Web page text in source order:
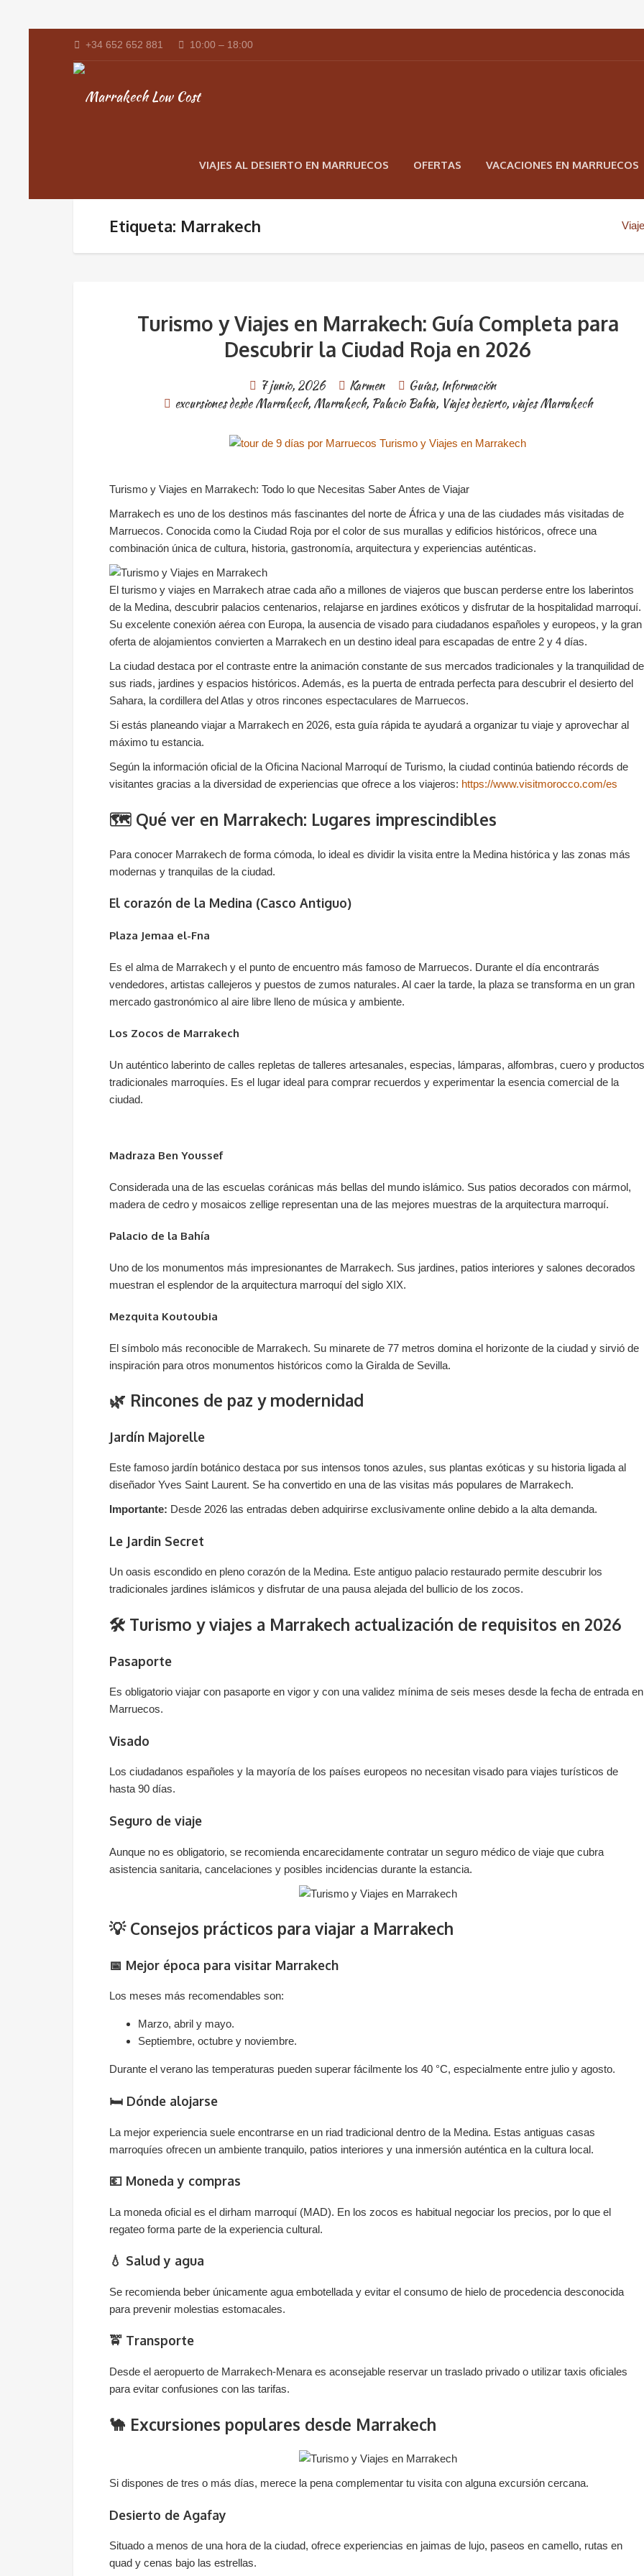
+34 652 652 881 10:00 – 18:00
VIAJES AL DESIERTO EN MARRUECOS OFERTAS VACACIONES EN MARRUECOS
Etiqueta: Marrakech
Turismo y Viajes en Marrakech: Guía Completa para
Descubrir la Ciudad Roja en 2026
7 junio, 2026 Karmen Guías, Información
excursiones desde Marrakech, Marrakech, Palacio Bahia, Viajes desierto, viajes Marrakech
Turismo y Viajes en Marrakech: Todo lo que Necesitas Saber Antes de Viajar
Marrakech es uno de los destinos más fascinantes del norte de África y una de las ciudades más visitadas de
Marruecos. Conocida como la Ciudad Roja por el color de sus murallas y edificios históricos, ofrece una
combinación única de cultura, historia, gastronomía, arquitectura y experiencias auténticas.
El turismo y viajes en Marrakech atrae cada año a millones de viajeros que buscan perderse entre los laberintos
de la Medina, descubrir palacios centenarios, relajarse en jardines exóticos y disfrutar de la hospitalidad marroquí.
Su excelente conexión aérea con Europa, la ausencia de visado para ciudadanos españoles y europeos, y la gran
oferta de alojamientos convierten a Marrakech en un destino ideal para escapadas de entre 2 y 4 días.
La ciudad destaca por el contraste entre la animación constante de sus mercados tradicionales y la tranquilidad de
sus riads, jardines y espacios históricos. Además, es la puerta de entrada perfecta para descubrir el desierto del
Sahara, la cordillera del Atlas y otros rincones espectaculares de Marruecos.
Si estás planeando viajar a Marrakech en 2026, esta guía rápida te ayudará a organizar tu viaje y aprovechar al
máximo tu estancia.
Según la información oficial de la Oficina Nacional Marroquí de Turismo, la ciudad continúa batiendo récords de
visitantes gracias a la diversidad de experiencias que ofrece a los viajeros: https://www.visitmorocco.com/es
🗺️ Qué ver en Marrakech: Lugares imprescindibles
Para conocer Marrakech de forma cómoda, lo ideal es dividir la visita entre la Medina histórica y las zonas más
modernas y tranquilas de la ciudad.
El corazón de la Medina (Casco Antiguo)
Plaza Jemaa el-Fna
Es el alma de Marrakech y el punto de encuentro más famoso de Marruecos. Durante el día encontrarás
vendedores, artistas callejeros y puestos de zumos naturales. Al caer la tarde, la plaza se transforma en un gran
mercado gastronómico al aire libre lleno de música y ambiente.
Los Zocos de Marrakech
Un auténtico laberinto de calles repletas de talleres artesanales, especias, lámparas, alfombras, cuero y productos
tradicionales marroquíes. Es el lugar ideal para comprar recuerdos y experimentar la esencia comercial de la
ciudad.
Madraza Ben Youssef
Considerada una de las escuelas coránicas más bellas del mundo islámico. Sus patios decorados con mármol,
madera de cedro y mosaicos zellige representan una de las mejores muestras de la arquitectura marroquí.
Palacio de la Bahía
Uno de los monumentos más impresionantes de Marrakech. Sus jardines, patios interiores y salones decorados
muestran el esplendor de la arquitectura marroquí del siglo XIX.
Mezquita Koutoubia
El símbolo más reconocible de Marrakech. Su minarete de 77 metros domina el horizonte de la ciudad y sirvió de
inspiración para otros monumentos históricos como la Giralda de Sevilla.
🌿 Rincones de paz y modernidad
Jardín Majorelle
Este famoso jardín botánico destaca por sus intensos tonos azules, sus plantas exóticas y su historia ligada al
diseñador Yves Saint Laurent. Se ha convertido en una de las visitas más populares de Marrakech.
Importante: Desde 2026 las entradas deben adquirirse exclusivamente online debido a la alta demanda.
Le Jardin Secret
Un oasis escondido en pleno corazón de la Medina. Este antiguo palacio restaurado permite descubrir los
tradicionales jardines islámicos y disfrutar de una pausa alejada del bullicio de los zocos.
🛠️ Turismo y viajes a Marrakech actualización de requisitos en 2026
Pasaporte
Es obligatorio viajar con pasaporte en vigor y con una validez mínima de seis meses desde la fecha de entrada en
Marruecos.
Visado
Los ciudadanos españoles y la mayoría de los países europeos no necesitan visado para viajes turísticos de
hasta 90 días.
Seguro de viaje
Aunque no es obligatorio, se recomienda encarecidamente contratar un seguro médico de viaje que cubra
asistencia sanitaria, cancelaciones y posibles incidencias durante la estancia.
💡 Consejos prácticos para viajar a Marrakech
📅 Mejor época para visitar Marrakech
Los meses más recomendables son:
Marzo, abril y mayo.
Septiembre, octubre y noviembre.
Durante el verano las temperaturas pueden superar fácilmente los 40 °C, especialmente entre julio y agosto.
🛏️ Dónde alojarse
La mejor experiencia suele encontrarse en un riad tradicional dentro de la Medina. Estas antiguas casas
marroquíes ofrecen un ambiente tranquilo, patios interiores y una inmersión auténtica en la cultura local.
💶 Moneda y compras
La moneda oficial es el dirham marroquí (MAD). En los zocos es habitual negociar los precios, por lo que el
regateo forma parte de la experiencia cultural.
💧 Salud y agua
Se recomienda beber únicamente agua embotellada y evitar el consumo de hielo de procedencia desconocida
para prevenir molestias estomacales.
🚖 Transporte
Desde el aeropuerto de Marrakech-Menara es aconsejable reservar un traslado privado o utilizar taxis oficiales
para evitar confusiones con las tarifas.
🐪 Excursiones populares desde Marrakech
Si dispones de tres o más días, merece la pena complementar tu visita con alguna excursión cercana.
Desierto de Agafay
Situado a menos de una hora de la ciudad, ofrece experiencias en jaimas de lujo, paseos en camello, rutas en
quad y cenas bajo las estrellas.